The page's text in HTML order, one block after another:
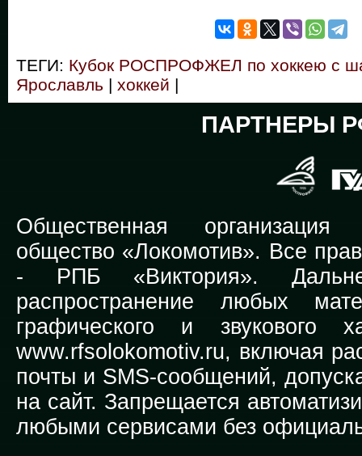
ТЕГИ: Кубок РОСПРОФЖЕЛ по хоккею с
Ярославль | хоккей |
ПАРТНЕРЫ
Общественная организация
общество «Локомотив». Все
- РПБ «Виктория».
распространение любых
графического и звукового
www.rfsolokomotiv.ru, включая
почты и SMS-сообщений,
на сайт. Запрещается
любыми сервисами без